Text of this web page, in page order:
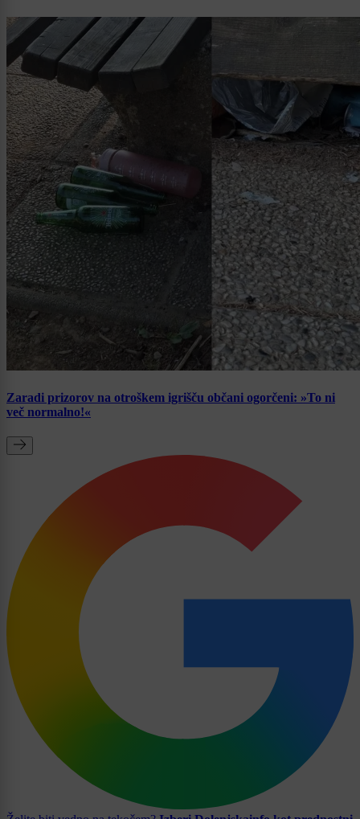
Zaradi prizorov na otroškem igrišču občani ogorčeni: »To ni
več normalno!«